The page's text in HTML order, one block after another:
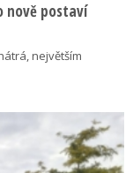
nově postaví
největším